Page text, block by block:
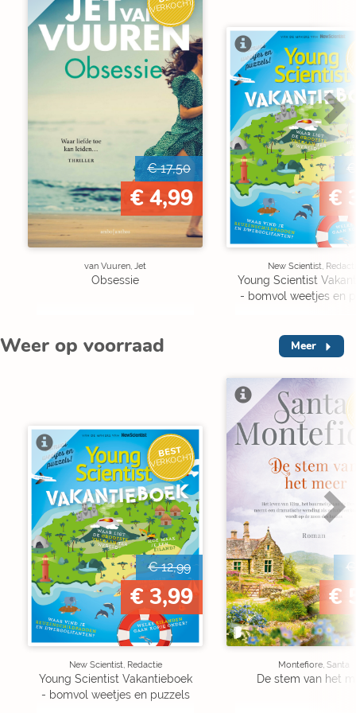
VERKOCHT
€ 17,50
€ 4,99
van Vuuren, Jet
Obsessie
€
New Scientist,
Young Scientist
- bomvol weetjes en
Weer op voorraad Meer
BEST
VERKOCHT
€ 12,99
€ 3,99
New Scientist, Redactie
Young Scientist Vakantieboek
- bomvol weetjes en puzzels
€
€
Montefiore, Santa
De stem van het